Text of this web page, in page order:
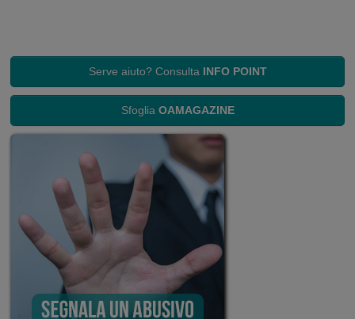
Serve aiuto? Consulta INFO POINT
Sfoglia OAMAGAZINE